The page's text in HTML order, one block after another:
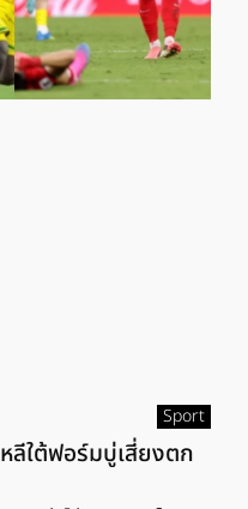
Sport
ลีใต้ฟอร์มบู่เสี่ยงตก